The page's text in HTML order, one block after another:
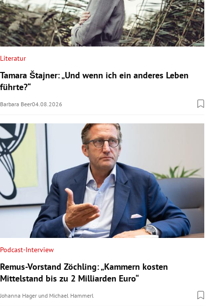
Literatur
Tamara Štajner: „Und wenn ich ein anderes Leben
führte?“
Barbara Beer04.08.2026
Podcast-Interview
Remus-Vorstand Zöchling: „Kammern kosten
Mittelstand bis zu 2 Milliarden Euro“
Johanna Hager und Michael Hammerl